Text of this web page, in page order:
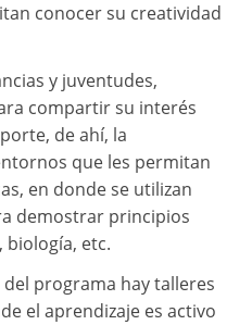
conocer su creatividad
y juventudes,
compartir su interés
de ahí, la
que les permitan
en donde se utilizan
demostrar principios
biología, etc.
programa hay talleres
el aprendizaje es activo